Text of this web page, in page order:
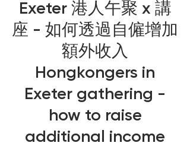
Exeter 港人午聚 x 講
座 - 如何透過自僱增加
額外收入
Hongkongers in
Exeter gathering -
how to raise
additional income